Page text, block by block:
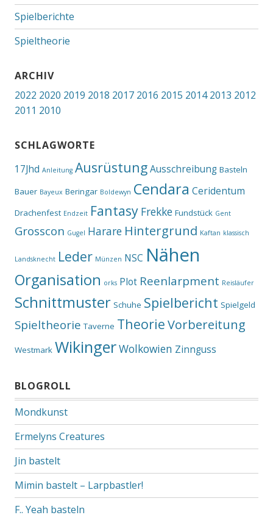
Spielberichte
Spieltheorie
ARCHIV
2022 2020 2019 2018 2017 2016 2015 2014 2013 2012
2011 2010
SCHLAGWORTE
17Jhd Anleitung Ausrüstung Ausschreibung Basteln
Bauer Bayeux Beringar Boldewyn Cendara Ceridentum
Drachenfest Endzeit Fantasy Frekke Fundstück Gent
Grosscon Gugel Harare Hintergrund Kaftan klassisch
Landsknecht Leder Münzen NSC Nähen
Organisation orks Plot Reenlarpment Reisläufer
Schnittmuster Schuhe Spielbericht Spielgeld
Spieltheorie Taverne TheorieVorbereitung
Westmark WikingerWolkowien Zinnguss
BLOGROLL
Mondkunst
Ermelyns Creatures
Jin bastelt
Mimin bastelt – Larpbastler!
F.. Yeah basteln